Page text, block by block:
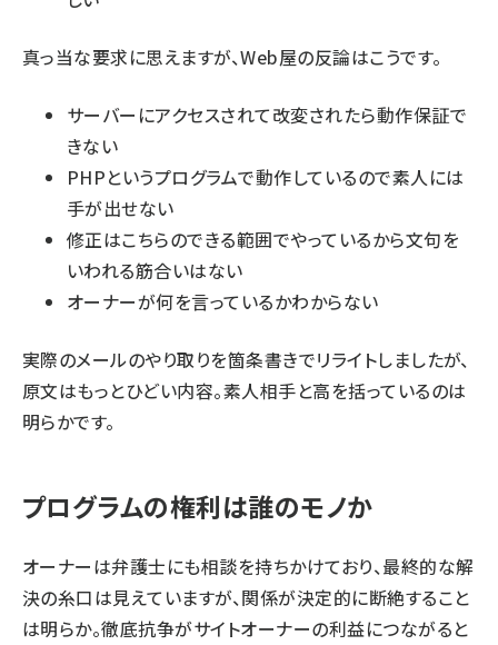
真っ当な要求に思えますが、Web屋の反論はこうです。
サーバーにアクセスされて改変されたら動作保証で
きない
PHPというプログラムで動作しているので素人には
手が出せない
修正はこちらのできる範囲でやっているから文句を
いわれる筋合いはない
オーナーが何を言っているかわからない
実際のメールのやり取りを箇条書きでリライトしましたが、
原文はもっとひどい内容。素人相手と高を括っているのは
明らかです。
プログラムの権利は誰のモノか
オーナーは弁護士にも相談を持ちかけており、最終的な解
決の糸口は見えていますが、関係が決定的に断絶すること
は明らか。徹底抗争がサイトオーナーの利益につながると